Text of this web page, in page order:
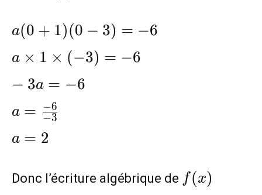
a(0+1)(0-
3)=-6\\a\times1\times(-3)=-6\\-
{-3}\\a=2
a(0 + 1)(0 − 3) = −6
a × 1 × (−3) = −6
− 3a = −6
a = −3
−6
a = 2
Donc l’écriture algébrique de f(x)
f (x)